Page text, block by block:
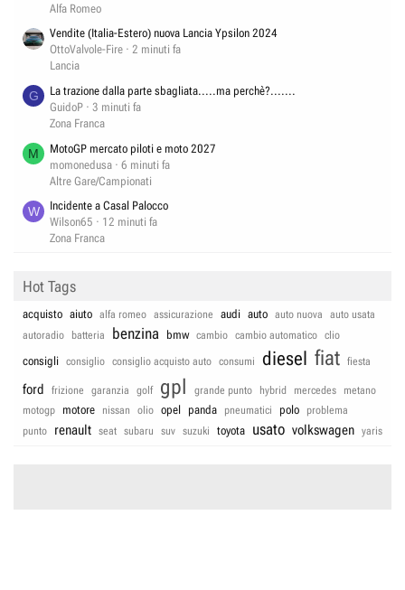
Alfa Romeo
Vendite (Italia-Estero) nuova Lancia Ypsilon 2024
OttoValvole-Fire
2 minuti fa
Lancia
G
La trazione dalla parte sbagliata.....ma perchè?.......
GuidoP
3 minuti fa
Zona Franca
M
MotoGP mercato piloti e moto 2027
momonedusa
6 minuti fa
Altre Gare/Campionati
W
Incidente a Casal Palocco
Wilson65
12 minuti fa
Zona Franca
Hot Tags
acquisto aiuto alfa romeo assicurazione audi auto auto nuova
auto usata
autoradio
batteria benzina bmw cambio cambio automatico clio
consigli consiglio consiglio acquisto auto consumi diesel fiat fiesta
ford frizione garanzia golf gpl grande punto hybrid mercedes
metano
motogp
motore nissan olio opel panda pneumatici polo
problema
punto
renault seat subaru suv suzuki toyota usato volkswagen yaris